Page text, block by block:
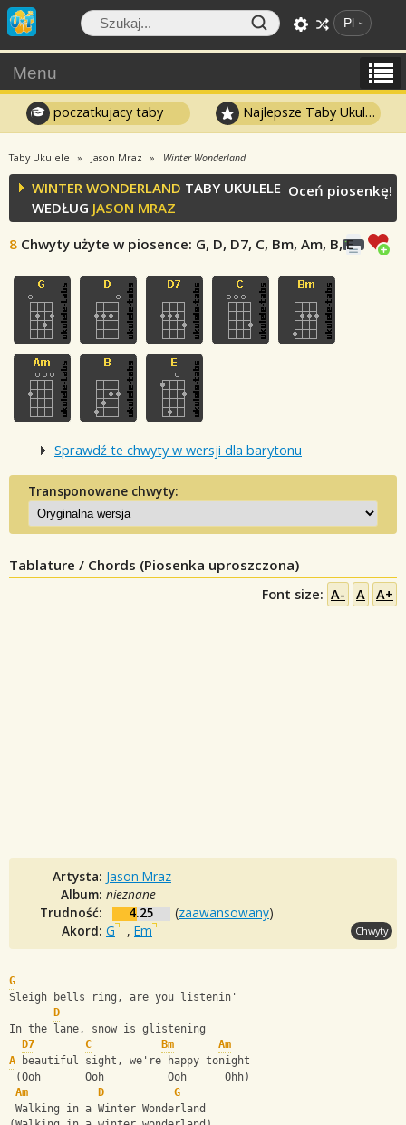
Pl
Menu
poczatkujacy taby Najlepsze Taby Ukulele
Taby Ukulele Jason Mraz Winter Wonderland
WINTER WONDERLAND TABY UKULELE
WEDŁUG JASON MRAZ
8 Chwyty użyte w piosence: G, D, D7, C, Bm, Am, B, E
Oceń piosenkę!
Sprawdź te chwyty w wersji dla barytonu
Transponowane chwyty:
Tablature / Chords (Piosenka uproszczona)
Font size: A- A A+
Artysta: Jason Mraz
Album: nieznane
Trudność:
4.25 (zaawansowany)
Akord: G , Em Chwyty
G
Sleigh bells ring, are you listenin'
D
In the lane, snow is glistening
D7
C Bm
Am
A beautiful sight, we're happy tonight
(Ooh       Ooh          Ooh      Ohh)
Am
D
G
Walking in a Winter Wonderland